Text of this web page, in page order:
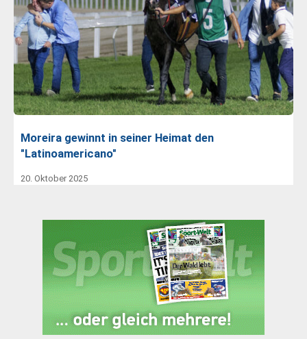
Moreira gewinnt in seiner Heimat den
"Latinoamericano"
20. Oktober 2025